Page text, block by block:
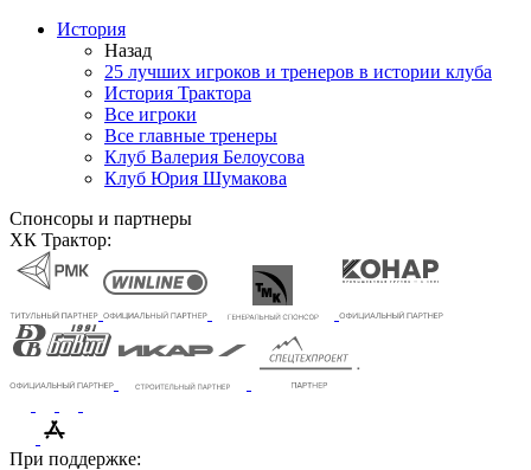
История
Назад
25 лучших игроков и тренеров в истории клуба
История Трактора
Все игроки
Все главные тренеры
Клуб Валерия Белоусова
Клуб Юрия Шумакова
Спонсоры и партнеры
ХК Трактор:
При поддержке: